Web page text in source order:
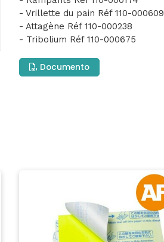
- Vrillette du pain Réf 110-000609
- Attagène Réf 110-000238
- Tribolium Réf 110-000675
Documento